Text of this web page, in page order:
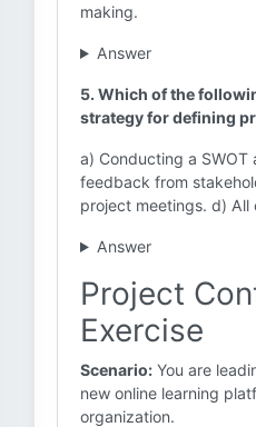
making.
Answer
5. Which of the
strategy for defining
a) Conducting a SWOT
feedback from
project meetings. d) All
Answer
Project
Exercise
Scenario: You are
new online learning
organization.